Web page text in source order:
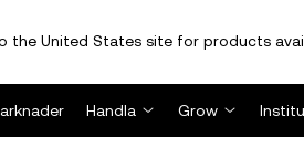
the United States site for products
Handla Grow